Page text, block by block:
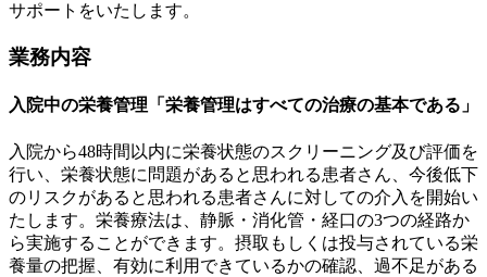
サポートをいたします。
業務内容
入院中の栄養管理「栄養管理はすべての治療の基本である」
入院から48時間以内に栄養状態のスクリーニング及び評価を
行い、栄養状態に問題があると思われる患者さん、今後低下
のリスクがあると思われる患者さんに対しての介入を開始い
たします。栄養療法は、静脈・消化管・経口の3つの経路か
ら実施することができます。摂取もしくは投与されている栄
養量の把握、有効に利用できているかの確認、過不足がある